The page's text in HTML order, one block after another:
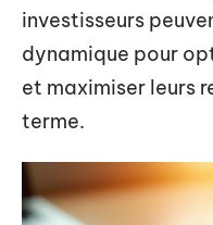
investisseurs
dynamique pour
et maximiser leurs
terme.